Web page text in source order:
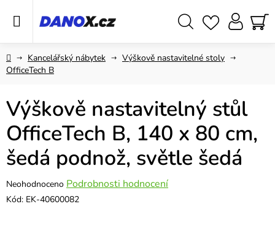
DomůKancelářský nábytek
Výškově nastavitelné stoly
OfficeTech B
Výškově nastavitelný stůl
OfficeTech B, 140 x 80 cm,
šedá podnož, světle šedá
Průměrné
hodnocení
Neohodnoceno Podrobnosti hodnocení
Kód: EK-40600082